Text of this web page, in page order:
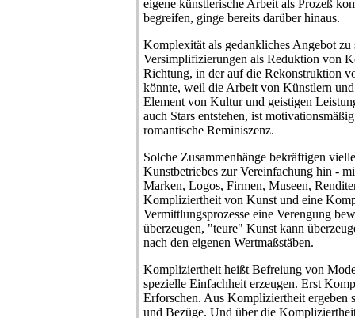
eigene künstlerische Arbeit als Prozeß
begreifen, ginge bereits darüber hinaus.
Komplexität als gedankliches Angebot zu
Versimplifizierungen als Reduktion von
Richtung, in der auf die Rekonstruktion
könnte, weil die Arbeit von Künstlern
Element von Kultur und geistigen
auch Stars entstehen, ist
romantische Reminiszenz.
Solche Zusammenhänge bekräftigen
Kunstbetriebes zur Vereinfachung hin -
Marken, Logos, Firmen, Museen,
Kompliziertheit von Kunst und eine
Vermittlungsprozesse eine Verengung
überzeugen, "teure" Kunst kann
nach den eigenen Wertmaßstäben.
Kompliziertheit heißt Befreiung von
spezielle Einfachheit erzeugen. Erst
Erforschen. Aus Kompliziertheit ergeben
und Bezüge. Und über die